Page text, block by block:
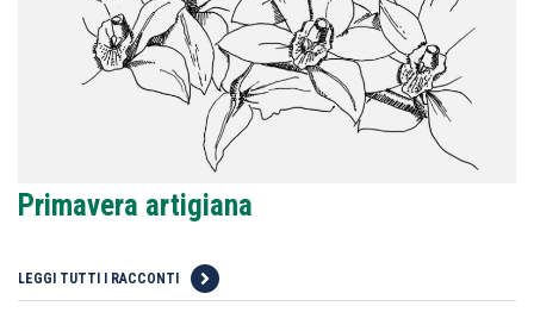
Primavera artigiana
LEGGI TUTTI I RACCONTI